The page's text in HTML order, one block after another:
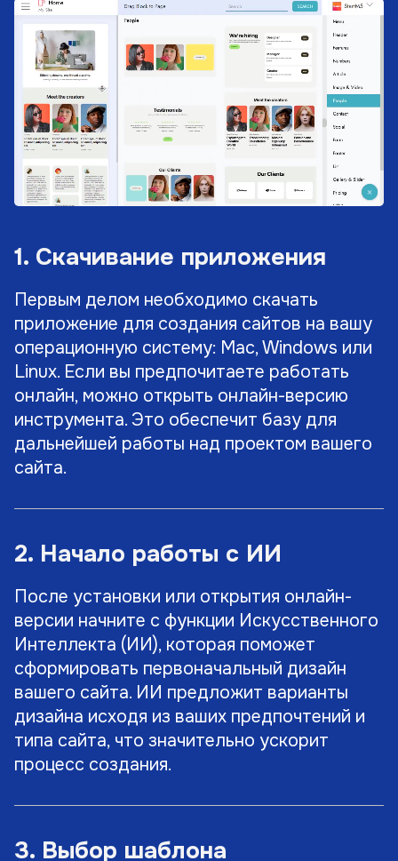
1. Скачивание приложения
Первым делом необходимо скачать
приложение для создания сайтов на вашу
операционную систему: Mac, Windows или
Linux. Если вы предпочитаете работать
онлайн, можно открыть онлайн-версию
инструмента. Это обеспечит базу для
дальнейшей работы над проектом вашего
сайта.
2. Начало работы с ИИ
После установки или открытия онлайн-
версии начните с функции Искусственного
Интеллекта (ИИ), которая поможет
сформировать первоначальный дизайн
вашего сайта. ИИ предложит варианты
дизайна исходя из ваших предпочтений и
типа сайта, что значительно ускорит
процесс создания.
3. Выбор шаблона